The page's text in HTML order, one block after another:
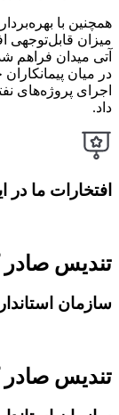
همچنین با
میزان قابل‌توجهی
آتی میدان فراهم
در میان
اجرای پروژه‌های
داد.
افتخارات ما در
تندیس صادر
سازمان
تندیس صادر